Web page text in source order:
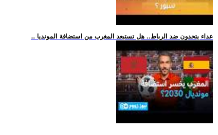
.. عداء يتحدون ضد الرباط.. هل تستبعد المغرب من استضافة المونديا